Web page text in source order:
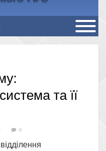
та її
0